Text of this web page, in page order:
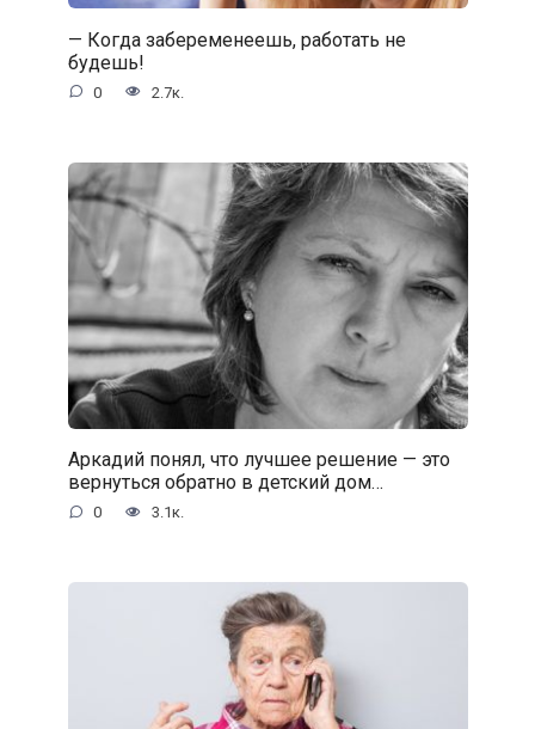
— Когда забеременеешь, работать не
будешь!
0 2.7к.
Аркадий понял, что лучшее решение — это
вернуться обратно в детский дом…
0 3.1к.